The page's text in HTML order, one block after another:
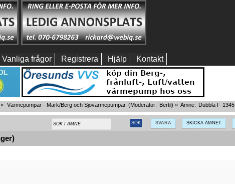
Vanliga frågor Registrera Hjälp Kontakt
» Värmepumpar - Mark/Berg och Sjövärmepumpar. (Moderator: Bertil) » Ämne: Dubbla F-1345
SVARA SKICKA ÄMNET